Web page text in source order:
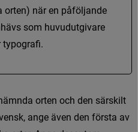
orten) när en påföljande
hävs som huvudutgivare
typograf.
ämnda orten och den särskilt
ensk, ange även den första av